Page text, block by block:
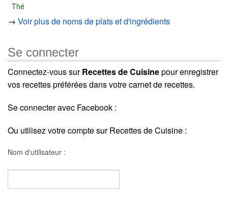
Thé
→ Voir plus de noms de plats et d'ingrédients
Se connecter
Connectez-vous surRecettes de Cuisinepour enregistrer
vos recettes préférées dans votre carnet de recettes.
Se connecter avec Facebook :
Ou utilisez votre compte sur Recettes de Cuisine :
Nom d'utilisateur :